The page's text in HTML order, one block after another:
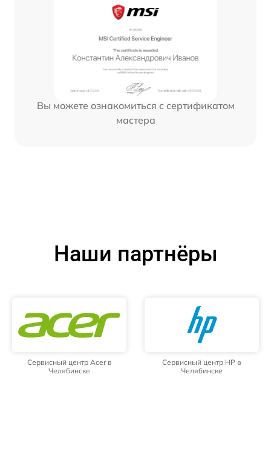
Вы можете ознакомиться с сертификатом
мастера
Наши партнёры
Сервисный центр Acer в
Челябинске
Сервисный центр HP в
Челябинске